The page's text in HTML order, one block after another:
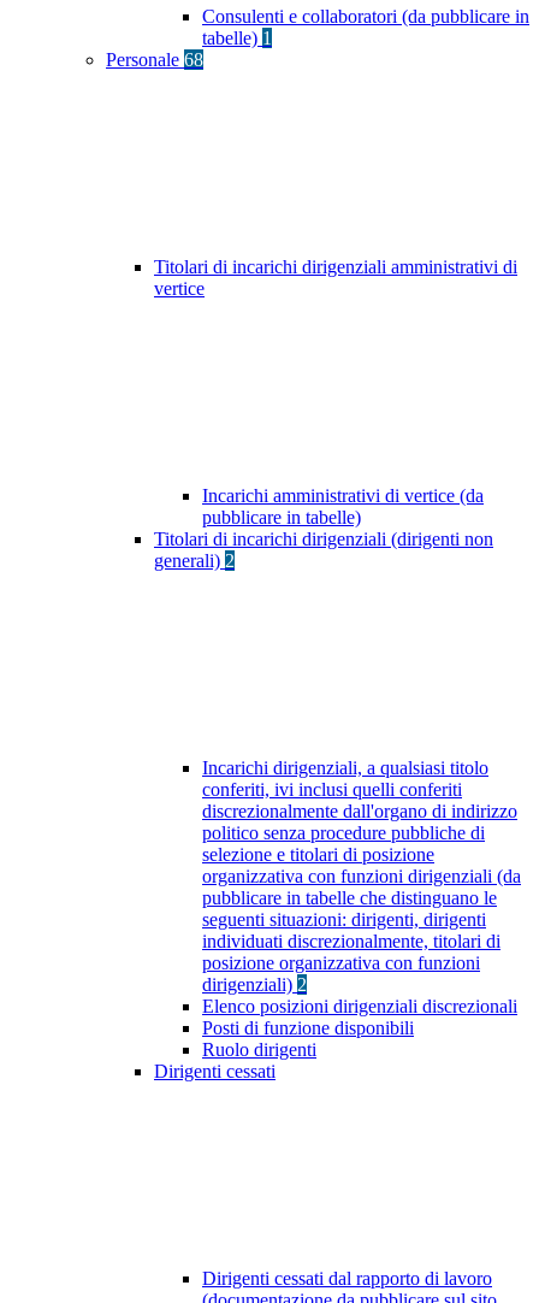
Consulenti e collaboratori (da pubblicare in
tabelle) 1
Personale 68
Titolari di incarichi dirigenziali amministrativi di
vertice
Incarichi amministrativi di vertice (da
pubblicare in tabelle)
Titolari di incarichi dirigenziali (dirigenti non
generali) 2
Incarichi dirigenziali, a qualsiasi titolo
conferiti, ivi inclusi quelli conferiti
discrezionalmente dall'organo di indirizzo
politico senza procedure pubbliche di
selezione e titolari di posizione
organizzativa con funzioni dirigenziali (da
pubblicare in tabelle che distinguano le
seguenti situazioni: dirigenti, dirigenti
individuati discrezionalmente, titolari di
posizione organizzativa con funzioni
dirigenziali) 2
Elenco posizioni dirigenziali discrezionali
Posti di funzione disponibili
Ruolo dirigenti
Dirigenti cessati
Dirigenti cessati dal rapporto di lavoro